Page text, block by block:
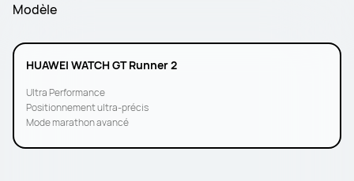
Modèle
HUAWEI WATCH GT Runner 2
Ultra Performance
Positionnement ultra-précis
Mode marathon avancé